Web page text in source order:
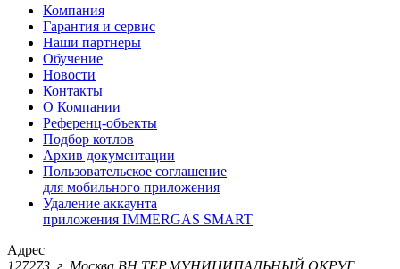
Компания
Гарантия и сервис
Наши партнеры
Обучение
Новости
Контакты
О Компании
Референц-объекты
Подбор котлов
Архив документации
Пользовательское соглашение
для мобильного приложения
Удаление аккаунта
приложения IMMERGAS SMART
Адрес
127273, г. Москва ВН.ТЕР.МУНИЦИПАЛЬНЫЙ ОКРУГ